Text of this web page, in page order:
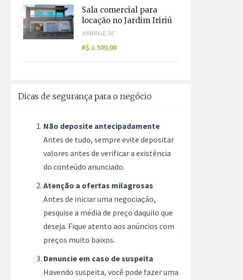
Sala comercial para
locação no Jardim Iririú
JOINVILLE, SC
R$ 1.500,00
Dicas de segurança para o negócio
Não deposite antecipadamente
Antes de tudo, sempre evite depositar
valores antes de verificar a existência
do conteúdo anunciado.
Atenção a ofertas milagrosas
Antes de iniciar uma negociação,
pesquise a média de preço daquilo que
deseja. Fique atento aos anúncios com
preços muito baixos.
Denuncie em caso de suspeita
Havendo suspeita, você pode fazer uma